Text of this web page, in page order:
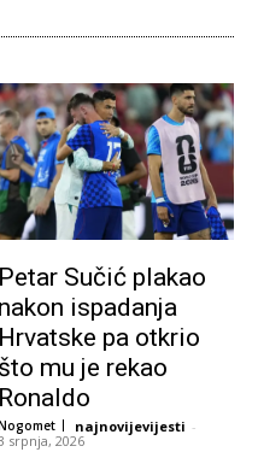
Petar Sučić plakao
nakon ispadanja
Hrvatske pa otkrio
što mu je rekao
Ronaldo
najnovijevijesti -
srpnja, 2026